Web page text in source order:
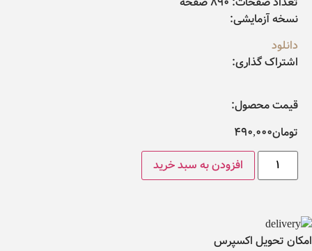
نسخه آزمایشی:
دانلود
اشتراک گذاری:
قیمت محصول:
تومان490,000
افزودن به سبد خرید
امکان تحویل اکسپرس